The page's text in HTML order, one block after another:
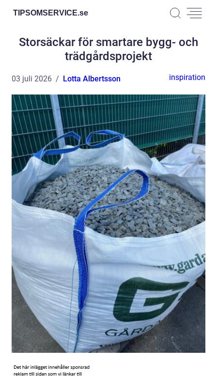
TIPSOMSERVICE.se
Storsäckar för smartare bygg- och
trädgårdsprojekt
03 juli 2026 Lotta Albertsson inspiration